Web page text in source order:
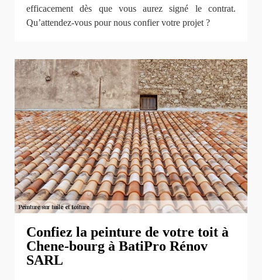
efficacement dès que vous aurez signé le contrat.
Qu’attendez-vous pour nous confier votre projet ?
Confiez la peinture de votre toit à
Chene-bourg à BatiPro Rénov
SARL